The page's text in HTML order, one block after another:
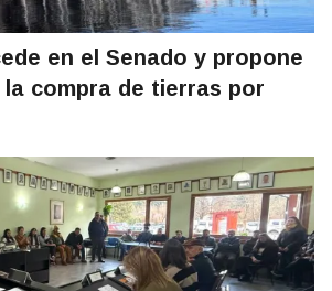
en el Senado y propone
la compra de tierras por